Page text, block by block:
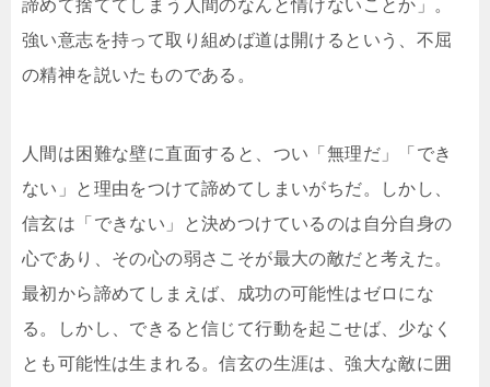
諦めて捨ててしまう人間のなんと情けないことか」。
強い意志を持って取り組めば道は開けるという、不屈
の精神を説いたものである。
人間は困難な壁に直面すると、つい「無理だ」「でき
ない」と理由をつけて諦めてしまいがちだ。しかし、
信玄は「できない」と決めつけているのは自分自身の
心であり、その心の弱さこそが最大の敵だと考えた。
最初から諦めてしまえば、成功の可能性はゼロにな
る。しかし、できると信じて行動を起こせば、少なく
とも可能性は生まれる。信玄の生涯は、強大な敵に囲